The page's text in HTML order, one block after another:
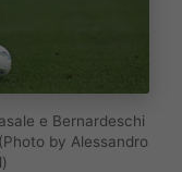
e Bernardeschi
by Alessandro